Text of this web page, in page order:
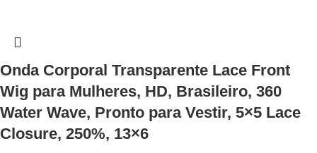
Onda Corporal Transparente Lace Front
Wig para Mulheres, HD, Brasileiro, 360
Water Wave, Pronto para Vestir, 5×5 Lace
Closure, 250%, 13×6